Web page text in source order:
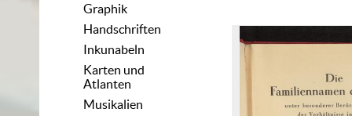
Graphik
Handschriften
Inkunabeln
Karten und
Atlanten
Musikalien